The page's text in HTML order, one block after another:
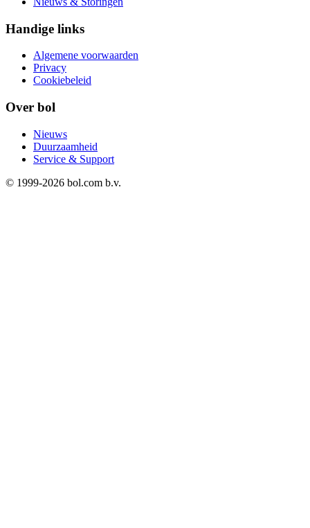
Handige links
Algemene voorwaarden
Privacy
Cookiebeleid
Over bol
Nieuws
Duurzaamheid
Service & Support
© 1999-2026 bol.com b.v.